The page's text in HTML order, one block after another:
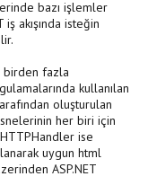
bazı işlemler
akışında isteğin
birden fazla
kullanılan
oluşturulan
her biri için
ise
uygun html
ASP.NET